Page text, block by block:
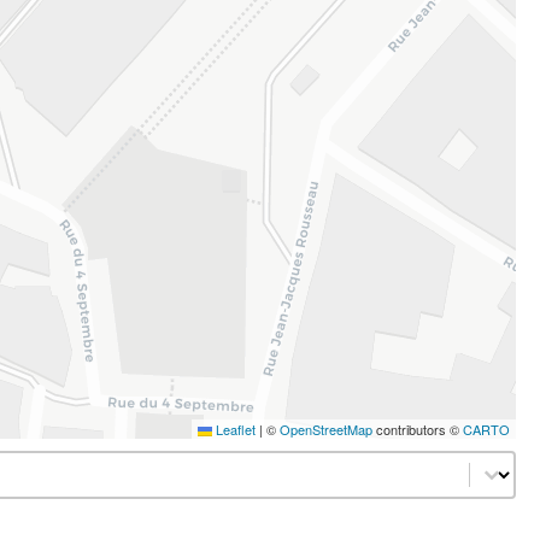
Leaflet | ©OpenStreetMapcontributors ©CARTO